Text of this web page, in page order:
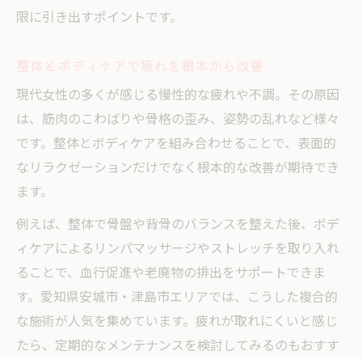
整体のアクセスや利便性を活かすコツ
美容整体でスッキリ小顔と快適生活を叶える
整体で小顔を目指すための施術ポイント
美容整体とリンパケアで美しいフェイスラ
整体による小顔ケアと生活習慣の見直し
整体とボディメンテで快適な毎日を実現
疲れと悩みを解消するボディメンテの極意
整体で溜まった疲れをやさしく解消するコ
ツ
限に引き出すポイントです。
現代女性の多くが感じる慢性的な疲れや不調。その原因
は、筋肉のこわばりや骨格の歪み、姿勢の乱れなど様々
です。整体とボディケアを組み合わせることで、表面的
なリラクゼーションだけでなく根本的な改善が期待でき
ます。
例えば、整体で骨盤や背骨のバランスを整えた後、ボデ
ィケアによるリンパマッサージやストレッチを取り入れ
ることで、血行促進や老廃物の排出をサポートできま
す。愛知県安城市・津島市エリアでは、こうした複合的
な施術が人気を集めています。疲れが取れにくいと感じ
たら、定期的なメンテナンスを検討してみるのもおすす